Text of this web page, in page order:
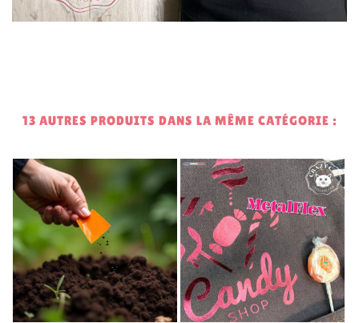
13 AUTRES PRODUITS DANS LA MÊME CATÉGORIE :